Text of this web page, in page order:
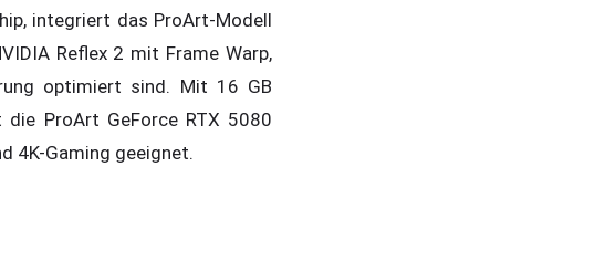
integriert das ProArt-Modell
Reflex 2 mit Frame Warp,
optimiert sind. Mit 16 GB
die ProArt GeForce RTX 5080
4K-Gaming geeignet.